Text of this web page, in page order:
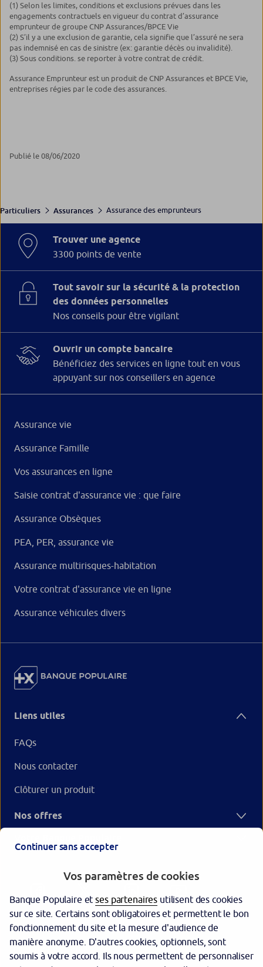
(1) Selon les limites, conditions et exclusions prévues dans les
engagements contractuels en vigueur du contrat d’assurance
emprunteur de groupe CNP Assurances/BPCE Vie
(2) S’il y a une exclusion de garantie, cela signifie que l’assuré ne sera
pas indemnisé en cas de sinistre (ex: garantie décès ou invalidité).
(3) Sous conditions. se reporter à votre contrat de crédit.
Assurance Emprunteur est un produit de CNP Assurances et BPCE Vie,
entreprises régies par le code des assurances.
Publié le 08/06/2020
Particuliers Assurances Assurance des emprunteurs
Trouver une agence
3300 points de vente
Tout savoir sur la sécurité & la protection
des données personnelles
Nos conseils pour être vigilant
Ouvrir un compte bancaire
Bénéficiez des services en ligne tout en vous
appuyant sur nos conseillers en agence
Assurance vie
Assurance Famille
Vos assurances en ligne
Saisie contrat d'assurance vie : que faire
Assurance Obsèques
PEA, PER, assurance vie
Assurance multirisques-habitation
Votre contrat d'assurance vie en ligne
Assurance véhicules divers
Liens utiles
FAQs
Nous contacter
Clôturer un produit
Nos offres
Garantie des dépôts
Continuer sans accepter
Vos paramètres de cookies
Banque Populaire etses partenaires utilisent des cookies
sur ce site. Certains sont obligatoires et permettent le bon
fonctionnement du site et la mesure d'audience de
manière anonyme. D'autres cookies, optionnels, sont
soumis à votre accord. Ils nous permettent de personnaliser